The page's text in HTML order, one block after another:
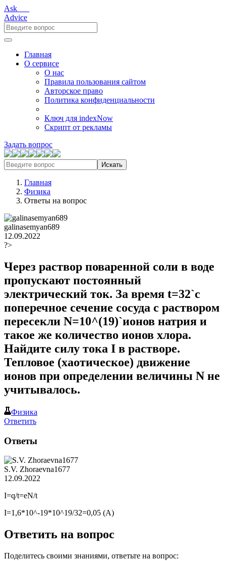
Ask___
Advice
Главная
О сервисе
О нас
Правила пользования сайтом
Авторское право
Политика конфиденциальности
Ключ для indexNow
Скрипт от рекламы
Задать вопрос
Искать
Главная
Физика
Ответы на вопрос
galinasemyan689
12.09.2022
?>
Через раствор поваренной соли в воде
пропускают постоянный
электрический ток. За время t=32`c
поперечное сечение сосуда с раствором
пересекли N=10^(19)`ионов натрия и
такое же количество ионов хлора.
Найдите силу тока I в растворе.
Тепловое (хаотическое) движение
ионов при определении величины N не
учитывалось.
Физика
Ответить
Ответы
S.V. Zhoraevna1677
12.09.2022
I=q/t=eN/t
I=1,6*10^-19*10^19/32=0,05 (A)
Ответить на вопрос
Поделитесь своими знаниями, ответьте на вопрос: